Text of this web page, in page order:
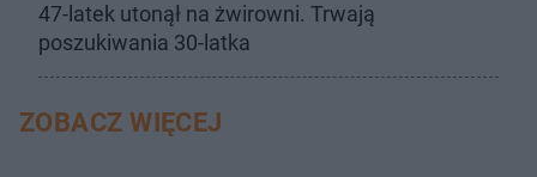
47-latek utonął na żwirowni. Trwają
poszukiwania 30-latka
ZOBACZ WIĘCEJ